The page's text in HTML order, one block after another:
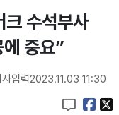
수석부사
중요”
입력2023.11.03 11:30